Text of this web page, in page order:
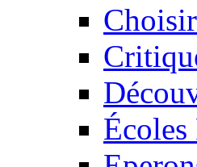
Écoles